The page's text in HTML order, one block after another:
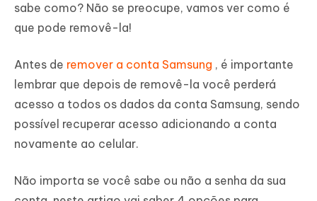
sabe como? Não se preocupe, vamos ver como é
que pode removê-la!
Antes de remover a conta Samsung , é importante
lembrar que depois de removê-la você perderá
acesso a todos os dados da conta Samsung, sendo
possível recuperar acesso adicionando a conta
novamente ao celular.
Não importa se você sabe ou não a senha da sua